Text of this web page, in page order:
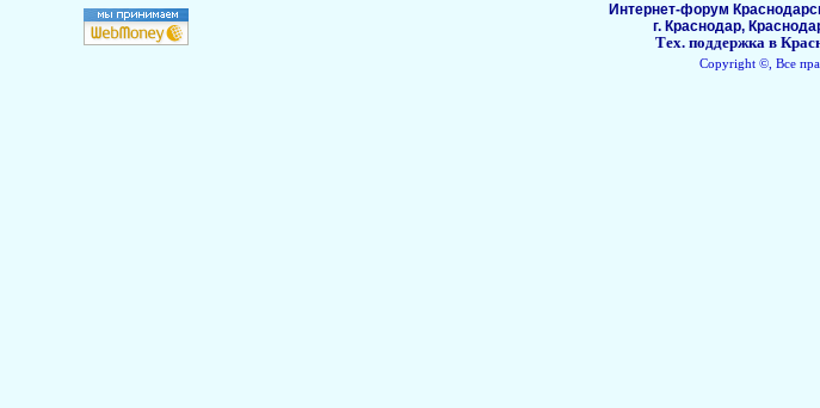
Интернет-форум
г. Краснодар,
Тех. поддержка в
Copyright ©, Все